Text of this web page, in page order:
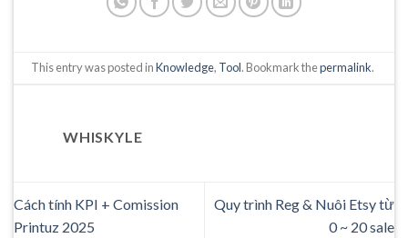
This entry was posted inKnowledge, Tool. Bookmark thepermalink.
WHISKYLE
Cách tính KPI + Comission
Printuz 2025
Quy trình Reg & Nuôi Etsy từ
0 ~ 20 sale